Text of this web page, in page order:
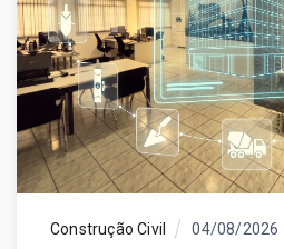
Construção Civil 04/08/2026